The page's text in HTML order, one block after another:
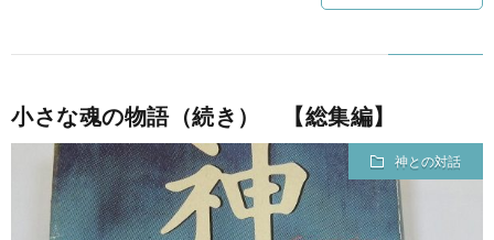
小さな魂の物語（続き） 【総集編】
神との対話